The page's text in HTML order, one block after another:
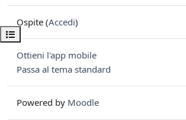
Apri indice del corso
Ospite (Accedi)
Ottieni l'app mobile
Passa al tema standard
Powered by Moodle